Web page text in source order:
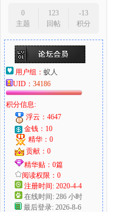
0
主题
123
回帖
-13
积分
用户组： 蚁人
UID： 34186
积分信息:
浮云：4647
金钱：10
精华：0
贡献：0
精华贴：0篇
阅读权限：0
注册时间: 2020-4-4
在线时间: 286 小时
最后登录: 2026-8-6